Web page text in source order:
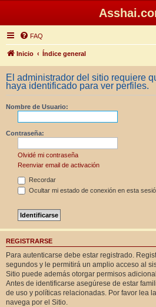
FAQ
Inicio Índice general
El administrador del sitio requiere
haya identificado para ver perfiles.
Nombre de Usuario:
Contraseña:
Olvidé mi contraseña
Reenviar email de activación
Recordar
Ocultar mi estado de conexión en esta
REGISTRARSE
Para autenticarse debe estar registrado.
segundos y le permitirá un amplio acceso al
Sitio puede además otorgar permisos
Antes de identificarse asegúrese de estar
de uso y políticas relacionadas. Por favor lea
navega por el Sitio.